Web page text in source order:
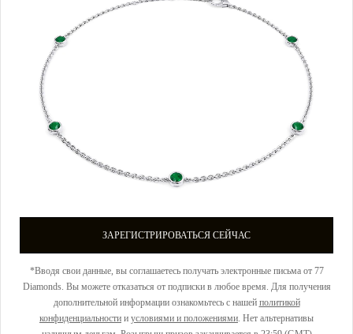
ЗАРЕГИСТРИРОВАТЬСЯ СЕЙЧАС
*Вводя свои данные, вы соглашаетесь получать электронные письма от 77
Diamonds. Вы можете отказаться от подписки в любое время. Для получения
дополнительной информации ознакомьтесь с нашей политикой
конфиденциальности и условиями и положениями. Нет альтернативы